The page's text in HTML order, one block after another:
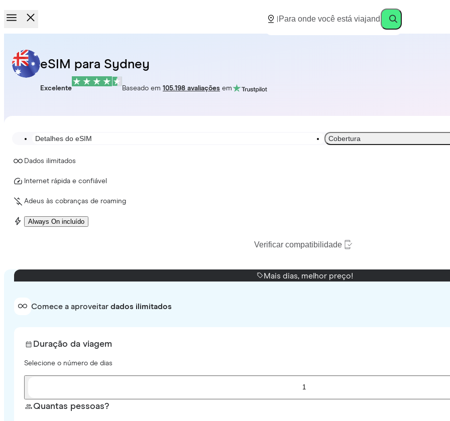
eSIM para Sydney
Excelente Baseado em 105.198 avaliações em
Detalhes do eSIM Cobertura
Dados ilimitados
Internet rápida e confiável
Adeus às cobranças de roaming
Always On incluído
Verificar compatibilidade
Mais dias, melhor preço!
Comece a aproveitar dados ilimitados
Duração da viagem
Selecione o número de dias
1
Quantas pessoas?